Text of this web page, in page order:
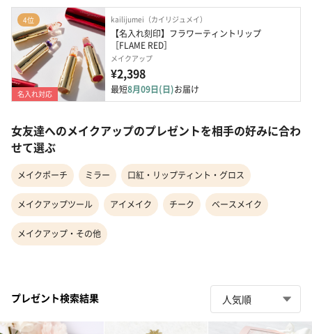
4位
名入れ対応
kailijumei（カイリジュメイ）
【名入れ刻印】フラワーティントリップ
［FLAME RED］
メイクアップ
¥2,398
最短8月09日(日)お届け
女友達へのメイクアップのプレゼントを相手の好みに合わ
せて選ぶ
メイクポーチ ミラー 口紅・リップティント・グロス
メイクアップツール アイメイク チーク ベースメイク
メイクアップ・その他
プレゼント検索結果